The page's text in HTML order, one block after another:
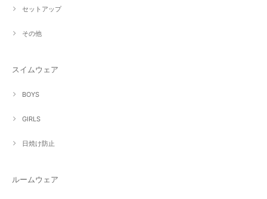
セットアップ
その他
スイムウェア
BOYS
GIRLS
日焼け防止
ルームウェア